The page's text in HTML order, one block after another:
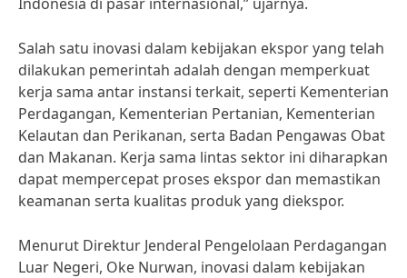
Salah satu inovasi dalam kebijakan ekspor yang telah
dilakukan pemerintah adalah dengan memperkuat
kerja sama antar instansi terkait, seperti Kementerian
Perdagangan, Kementerian Pertanian, Kementerian
Kelautan dan Perikanan, serta Badan Pengawas Obat
dan Makanan. Kerja sama lintas sektor ini diharapkan
dapat mempercepat proses ekspor dan memastikan
keamanan serta kualitas produk yang diekspor.
Menurut Direktur Jenderal Pengelolaan Perdagangan
Luar Negeri, Oke Nurwan, inovasi dalam kebijakan